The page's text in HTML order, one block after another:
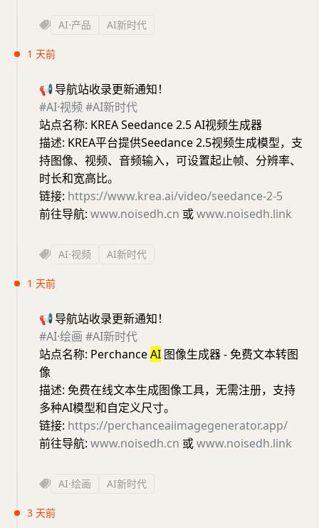
AI·产品 AI新时代
1 天前
📢导航站收录更新通知！
#AI·视频#AI新时代
站点名称: KREA Seedance 2.5 AI视频生成器
描述: KREA平台提供Seedance 2.5视频生成模型，支
持图像、视频、音频输入，可设置起止帧、分辨率、
时长和宽高比。
链接: https://www.krea.ai/video/seedance-2-5
前往导航: www.noisedh.cn 或www.noisedh.link
AI·视频 AI新时代
1 天前
📢导航站收录更新通知！
#AI·绘画 #AI新时代
站点名称: PerchanceAI 图像生成器 - 免费文本转图
像
描述: 免费在线文本生成图像工具，无需注册，支持
多种AI模型和自定义尺寸。
链接: https://perchanceaiimagegenerator.app/
前往导航: www.noisedh.cn 或www.noisedh.link
AI·绘画 AI新时代
3 天前